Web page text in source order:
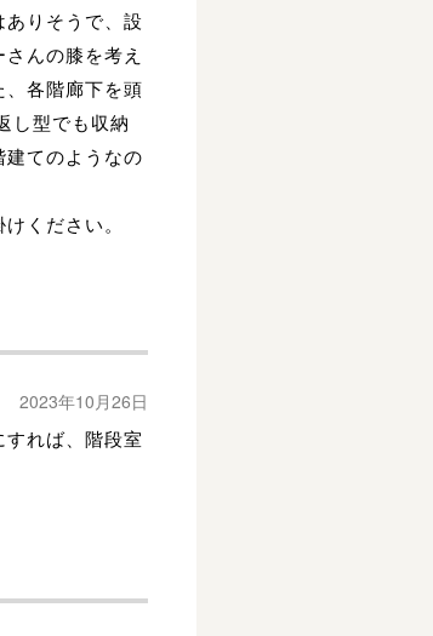
りそうで、設
んの膝を考え
各階廊下を頭
し型でも収納
てのようなの
ください。
2023年10月26日
れば、階段室